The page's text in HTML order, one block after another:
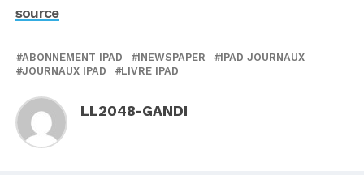
source
ABONNEMENT IPAD INEWSPAPER
IPAD JOURNAUX
JOURNAUX IPAD
LIVRE IPAD
LL2048-GANDI